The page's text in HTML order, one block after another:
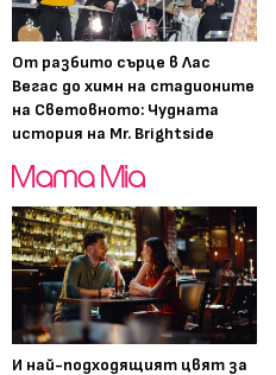
От разбито сърце в Лас
Вегас до химн на стадионите
на Световното: Чудната
история на Mr. Brightside
И най-подходящият цвят за